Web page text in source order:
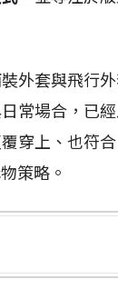
外套與飛行
常場合，已經
覆穿上、也符
策略。